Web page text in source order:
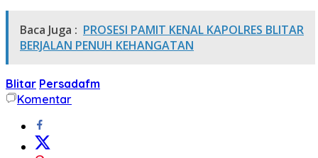
Baca Juga : PROSESI PAMIT KENAL KAPOLRES BLITAR
BERJALAN PENUH KEHANGATAN
Blitar Persadafm
Komentar